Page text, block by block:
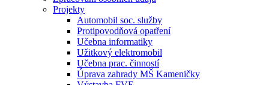
Projekty
Automobil soc. služby
Protipovodňová opatření
Učebna informatiky
Užitkový elektromobil
Učebna prac. činností
Úprava zahrady MŠ Kameničky